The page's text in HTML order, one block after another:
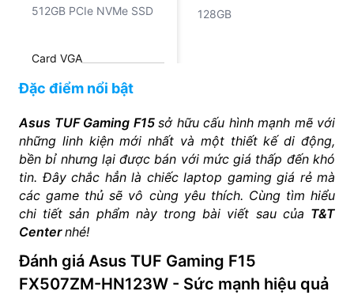
512GB PCIe NVMe SSD
Card VGA
NVIDIA GeForce RTX
Mux Switch
Có
128GB
Đặc điểm nổi bật
Asus TUF Gaming F15 sở hữu cấu hình mạnh mẽ với
những linh kiện mới nhất và một thiết kế di động,
bền bỉ nhưng lại được bán với mức giá thấp đến khó
tin. Đây chắc hẳn là chiếc laptop gaming giá rẻ mà
các game thủ sẽ vô cùng yêu thích. Cùng tìm hiểu
chi tiết sản phẩm này trong bài viết sau của T&T
Centernhé!
Đánh giá Asus TUF Gaming F15
FX507ZM-HN123W - Sức mạnh hiệu quả